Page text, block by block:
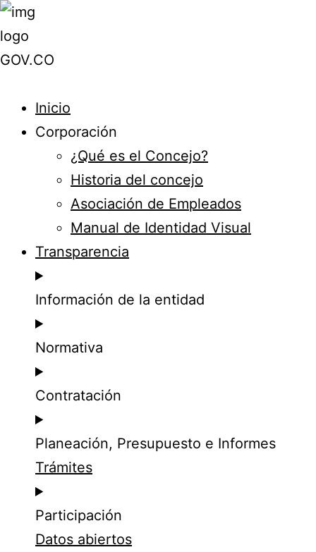
Inicio
Corporación
¿Qué es el Concejo?
Historia del concejo
Asociación de Empleados
Manual de Identidad Visual
Transparencia
Información de la entidad
Normativa
Contratación
Planeación, Presupuesto e Informes
Trámites
Participación
Datos abiertos